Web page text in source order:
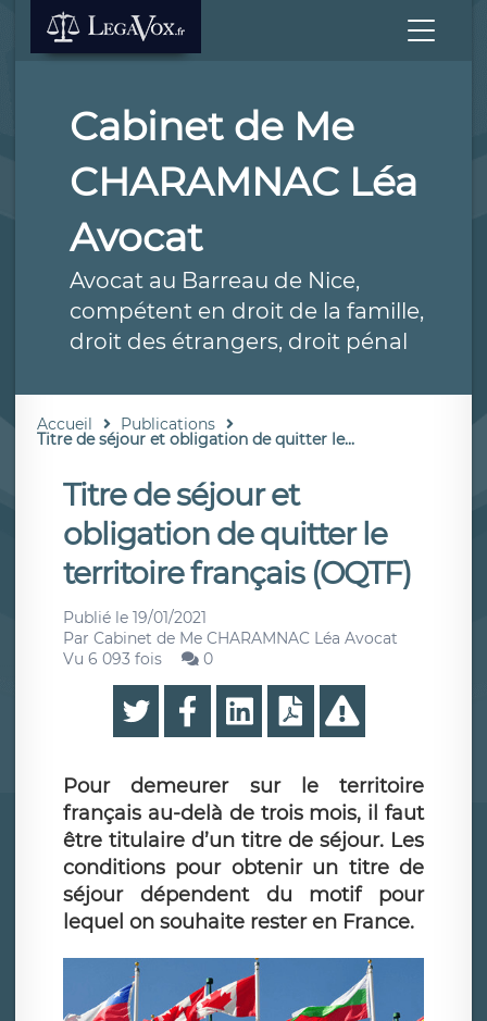
Cabinet de Me
CHARAMNAC Léa
Avocat
Avocat au Barreau de Nice,
compétent en droit de la famille,
droit des étrangers, droit pénal
Accueil Publications
Titre de séjour et obligation de quitter le...
Titre de séjour et
obligation de quitter le
territoire français (OQTF)
Publié le 19/01/2021
Par Cabinet de Me CHARAMNAC Léa Avocat
Vu 6 093 fois
0
Pour demeurer sur le territoire
français au-delà de trois mois, il faut
être titulaire d’un titre de séjour. Les
conditions pour obtenir un titre de
séjour dépendent du motif pour
lequel on souhaite rester en France.